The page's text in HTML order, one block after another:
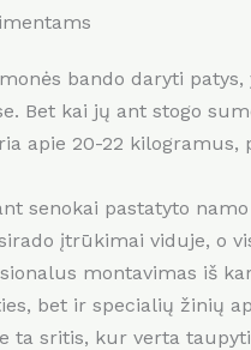
bando daryti
Bet kai jų ant stogo
apie 20-22
senokai pastatyto
įtrūkimai viduje, o
montavimas iš
bet ir specialių žinių
ta sritis, kur verta